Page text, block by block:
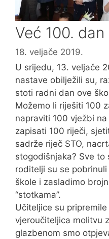
Već 100.
18. veljače 2019.
U srijedu, 13. veljače
nastave obilježili su,
stoti radni dan ove
Možemo li riješiti 100
napraviti 100 vježbi
zapisati 100 riječi,
sadrže riječ STO,
stogodišnjaka? Sve to
roditelji su se
škole i zasladimo
“stotkama”.
Učiteljice su
vjeroučiteljica molitvu
glazbenom smo